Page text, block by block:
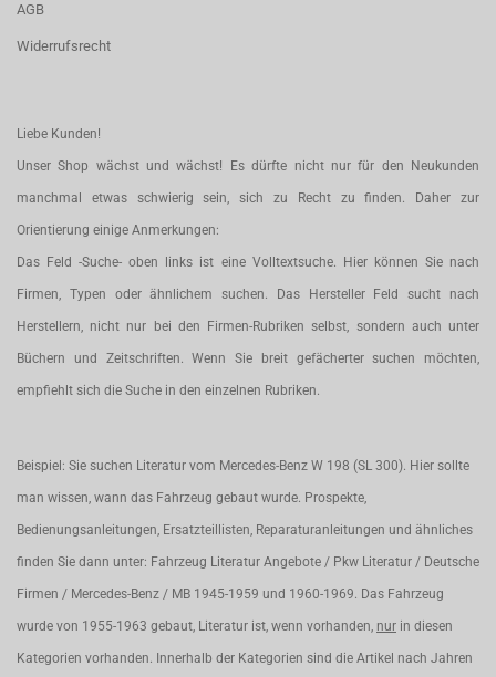
AGB
Widerrufsrecht
Liebe Kunden!
Unser Shop wächst und wächst! Es dürfte nicht nur für den Neukunden
manchmal etwas schwierig sein, sich zu Recht zu finden. Daher zur
Orientierung einige Anmerkungen:
Das Feld -Suche- oben links ist eine Volltextsuche. Hier können Sie nach
Firmen, Typen oder ähnlichem suchen. Das Hersteller Feld sucht nach
Herstellern, nicht nur bei den Firmen-Rubriken selbst, sondern auch unter
Büchern und Zeitschriften. Wenn Sie breit gefächerter suchen möchten,
empfiehlt sich die Suche in den einzelnen Rubriken.
Beispiel: Sie suchen Literatur vom Mercedes-Benz W 198 (SL 300). Hier sollte
man wissen, wann das Fahrzeug gebaut wurde. Prospekte,
Bedienungsanleitungen, Ersatzteillisten, Reparaturanleitungen und ähnliches
finden Sie dann unter: Fahrzeug Literatur Angebote / Pkw Literatur / Deutsche
Firmen / Mercedes-Benz / MB 1945-1959 und 1960-1969. Das Fahrzeug
wurde von 1955-1963 gebaut, Literatur ist, wenn vorhanden, nur in diesen
Kategorien vorhanden. Innerhalb der Kategorien sind die Artikel nach Jahren